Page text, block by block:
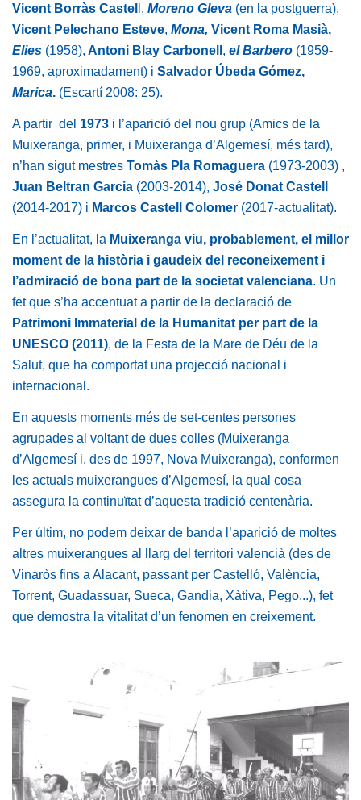
Vicent Borràs Castel l, Moreno Gleva (en la postguerra),
Vicent Pelechano Esteve, Mona, Vicent Roma Masià,
Elies (1958), Antoni Blay Carbonell , el Barbero (1959-
1969, aproximadament) i Salvador Úbeda Gómez,
Marica. (Escartí 2008: 25).
A partir del 1973 i l’aparició del nou grup (Amics de la
Muixeranga, primer, i Muixeranga d’Algemesí, més tard),
n’han sigut mestres Tomàs Pla Romaguera (1973-2003) ,
Juan Beltran Garcia (2003-2014), José Donat Castell
(2014-2017) i Marcos Castell Colomer (2017-actualitat).
En l’actualitat, la Muixeranga viu, probablement, el millor
moment de la història i gaudeix del reconeixement i
l’admiració de bona part de la societat valenciana. Un
fet que s’ha accentuat a partir de la declaració de
Patrimoni Immaterial de la Humanitat per part de la
UNESCO (2011), de la Festa de la Mare de Déu de la
Salut, que ha comportat una projecció nacional i
internacional.
En aquests moments més de set-centes persones
agrupades al voltant de dues colles (Muixeranga
d’Algemesí i, des de 1997, Nova Muixeranga), conformen
les actuals muixerangues d’Algemesí, la qual cosa
assegura la continuïtat d’aquesta tradició centenària.
Per últim, no podem deixar de banda l’aparició de moltes
altres muixerangues al llarg del territori valencià (des de
Vinaròs fins a Alacant, passant per Castelló, València,
Torrent, Guadassuar, Sueca, Gandia, Xàtiva, Pego...), fet
que demostra la vitalitat d’un fenomen en creixement.